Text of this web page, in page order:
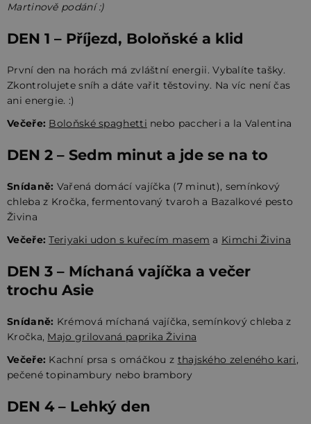
Martinově podání :)
DEN 1 – Příjezd, Boloňské a klid
První den na horách má zvláštní energii. Vybalíte tašky.
Zkontrolujete sníh a dáte vařit těstoviny. Na víc není čas
ani energie. :)
Večeře: Boloňské spaghetti nebo paccheri a la Valentina
DEN 2 – Sedm minut a jde se na to
Snídaně: Vařená domácí vajíčka (7 minut), semínkový
chleba z Kročka, fermentovaný tvaroh a Bazalkové pesto
Živina
Večeře: Teriyaki udon s kuřecím masem a Kimchi Živina
DEN 3 – Míchaná vajíčka a večer
trochu Asie
Snídaně: Krémová míchaná vajíčka, semínkový chleba z
Kročka, Majo grilovaná paprika Živina
Večeře: Kachní prsa s omáčkou z thajského zeleného kari,
pečené topinambury nebo brambory
DEN 4 – Lehký den